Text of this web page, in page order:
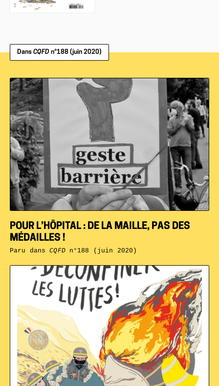
Dans CQFD n°188 (juin 2020)
POUR L’HÔPITAL : DE LA MAILLE, PAS DES
MÉDAILLES !
Paru dansCQFDn°188 (juin 2020)